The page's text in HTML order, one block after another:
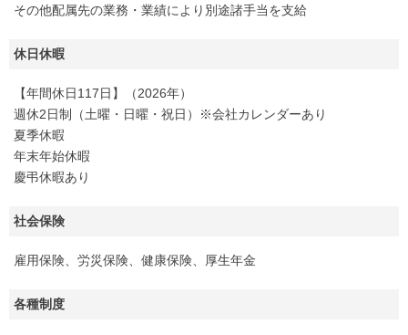
その他配属先の業務・業績により別途諸手当を支給
休日休暇
【年間休日117日】（2026年）
週休2日制（土曜・日曜・祝日）※会社カレンダーあり
夏季休暇
年末年始休暇
慶弔休暇あり
社会保険
雇用保険、労災保険、健康保険、厚生年金
各種制度